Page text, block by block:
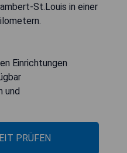
St.Louis in einer
Einrichtungen
und
PRÜFEN